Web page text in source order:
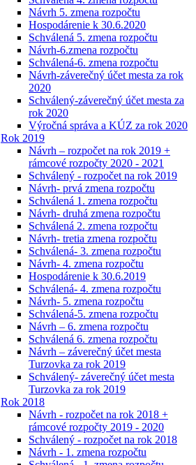
Návrh 5. zmena rozpočtu
Hospodárenie k 30.6.2020
Schválená 5. zmena rozpočtu
Návrh-6.zmena rozpočtu
Schválená-6. zmena rozpočtu
Návrh-záverečný účet mesta za rok
2020
Schválený-záverečný účet mesta za
rok 2020
Výročná správa a KÚZ za rok 2020
Rok 2019
Návrh – rozpočet na rok 2019 +
rámcové rozpočty 2020 - 2021
Schválený - rozpočet na rok 2019
Návrh- prvá zmena rozpočtu
Schválená 1. zmena rozpočtu
Návrh- druhá zmena rozpočtu
Schválená 2. zmena rozpočtu
Návrh- tretia zmena rozpočtu
Schválená- 3. zmena rozpočtu
Návrh- 4. zmena rozpočtu
Hospodárenie k 30.6.2019
Schválená- 4. zmena rozpočtu
Návrh- 5. zmena rozpočtu
Schválená-5. zmena rozpočtu
Návrh – 6. zmena rozpočtu
Schválená 6. zmena rozpočtu
Návrh – záverečný účet mesta
Turzovka za rok 2019
Schválený- záverečný účet mesta
Turzovka za rok 2019
Rok 2018
Návrh - rozpočet na rok 2018 +
rámcové rozpočty 2019 - 2020
Schválený - rozpočet na rok 2018
Návrh - 1. zmena rozpočtu